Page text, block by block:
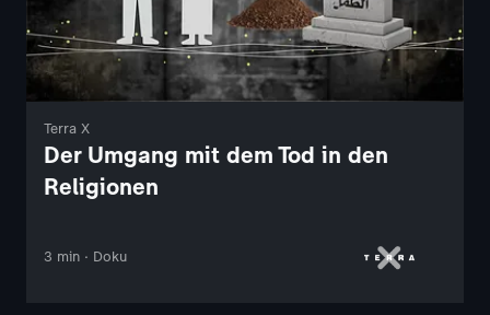
Terra X
Der Umgang mit dem Tod in den
Religionen
3 min · Doku